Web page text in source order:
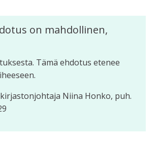
on mahdollinen,
Tämä ehdotus etenee
Niina Honko, puh.